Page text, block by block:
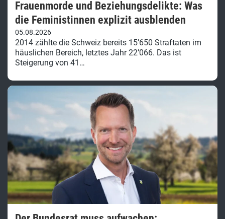
Frauenmorde und Beziehungsdelikte: Was
die Feministinnen explizit ausblenden
05.08.2026
2014 zählte die Schweiz bereits 15’650 Straftaten im
häuslichen Bereich, letztes Jahr 22’066. Das ist
Steigerung von 41…